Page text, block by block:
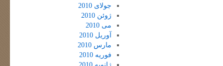
جولای 2010
ژوئن 2010
می 2010
آوریل 2010
مارس 2010
فوریه 2010